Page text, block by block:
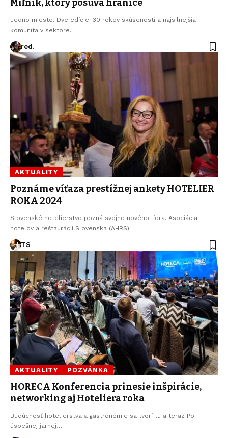
Míľnik, ktorý posúva hranice
Jedno miesto. Dve edície. 30 rokov skúseností a najsilnejšia
komunita v sektore.…
red.
AKTUALITY
Poznáme víťaza prestížnej ankety HOTELIER
ROKA 2024
Slovenské hotelierstvo pozná svojho nového lídra. Asociácia
hotelov a reštaurácií Slovenska (AHRS)…
TS
AKTUALITY POZVÁNKA
HORECA Konferencia prinesie inšpirácie,
networking aj Hoteliera roka
Budúcnosť hotelierstva a gastronómie sa tvorí tu a teraz Po
úspešnej jarnej…